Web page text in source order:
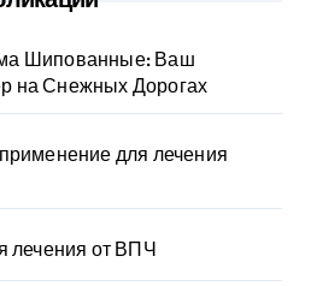
Шипованные: Ваш
на Снежных Дорогах
для лечения
лечения от ВПЧ